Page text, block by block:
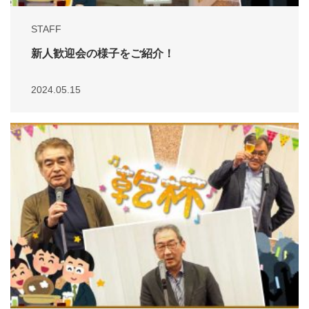
STAFF
新人歓迎会の様子をご紹介！
2024.05.15